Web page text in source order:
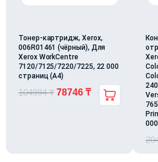
Тонер-картридж, Xerox,
006R01461 (чёрный), Для
Xerox WorkCentre
7120/7125/7220/7225, 22 000
страниц (А4)
104994₸ 78746 ₸